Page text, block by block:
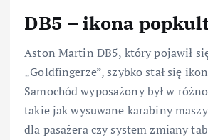
DB5 – ikona
Aston Martin DB5, który pojawił
„Goldfingerze”, szybko stał się
Samochód wyposażony był w
takie jak wysuwane karabiny
dla pasażera czy system zmiany